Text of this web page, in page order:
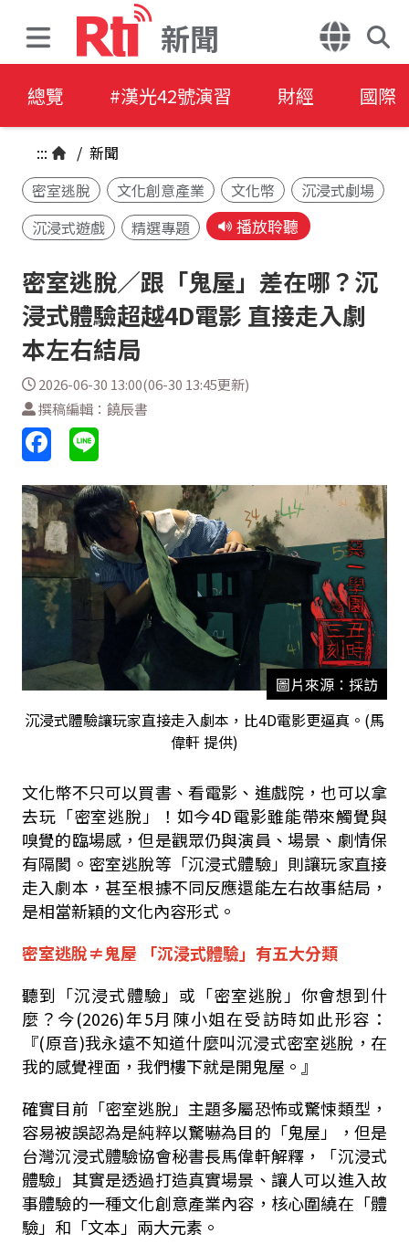
新聞
總覽 #漢光42號演習 財經 國際
::: / 新聞
密室逃脫
文化創意產業 文化幣
沉浸式劇場
沉浸式遊戲
精選專題 播放聆聽
密室逃脫／跟「鬼屋」差在哪？沉
浸式體驗超越4D電影 直接走入劇
本左右結局
2026-06-30 13:00(06-30 13:45更新)
撰稿編輯：饒辰書
圖片來源：採訪
沉浸式體驗讓玩家直接走入劇本，比4D電影更逼真。(馬
偉軒 提供)
文化幣不只可以買書、看電影、進戲院，也可以拿
去玩「密室逃脫」！如今4D電影雖能帶來觸覺與
嗅覺的臨場感，但是觀眾仍與演員、場景、劇情保
有隔閡。密室逃脫等「沉浸式體驗」則讓玩家直接
走入劇本，甚至根據不同反應還能左右故事結局，
是相當新穎的文化內容形式。
密室逃脫≠鬼屋 「沉浸式體驗」有五大分類
聽到「沉浸式體驗」或「密室逃脫」你會想到什
麼？今(2026)年5月陳小姐在受訪時如此形容：
『(原音)我永遠不知道什麼叫沉浸式密室逃脫，在
我的感覺裡面，我們樓下就是開鬼屋。』
確實目前「密室逃脫」主題多屬恐怖或驚悚類型，
容易被誤認為是純粹以驚嚇為目的「鬼屋」，但是
台灣沉浸式體驗協會秘書長馬偉軒解釋，「沉浸式
體驗」其實是透過打造真實場景、讓人可以進入故
事體驗的一種文化創意產業內容，核心圍繞在「體
驗」和「文本」兩大元素。